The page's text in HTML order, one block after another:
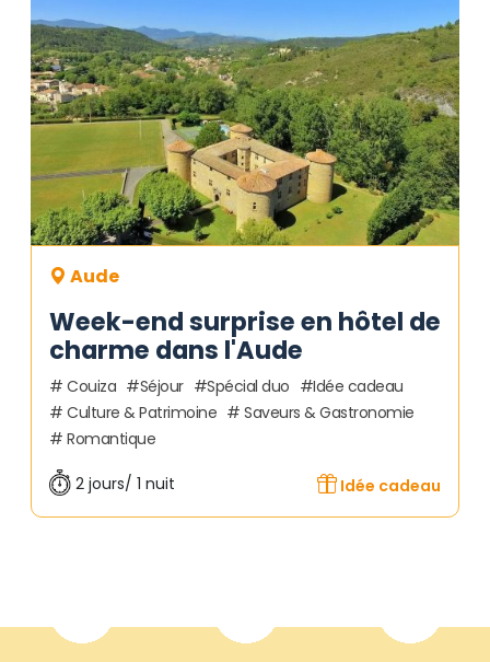
Week-end surprise en hôtel de
charme dans l'Aude
Aude
Couiza Séjour Spécial duo
Idée cadeau
Culture & Patrimoine
Saveurs & Gastronomie
Romantique
2 jours/ 1 nuit Idée cadeau